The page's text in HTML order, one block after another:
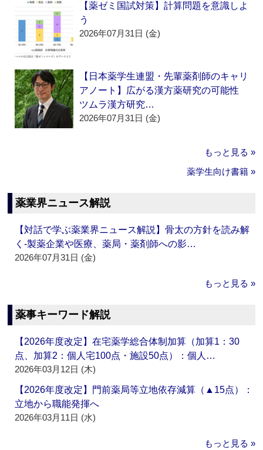
【薬ゼミ国試対策】計算問題を意識しよ
う
2026年07月31日 (金)
【日本薬学生連盟・先輩薬剤師のキャリ
アノート】広がる漢方薬研究の可能性
ツムラ漢方研究…
2026年07月31日 (金)
もっと見る »
薬学生向け書籍 »
薬業界ニュース解説
【対話で学ぶ薬業界ニュース解説】骨太の方針を読み解
く‐製薬企業や医療、薬局・薬剤師への影…
2026年07月31日 (金)
もっと見る »
薬事キーワード解説
【2026年度改定】在宅薬学総合体制加算（加算1：30
点、加算2：個人宅100点・施設50点）：個人…
2026年03月12日 (木)
【2026年度改定】門前薬局等立地依存減算（▲15点）：
立地から職能発揮へ
2026年03月11日 (水)
もっと見る »